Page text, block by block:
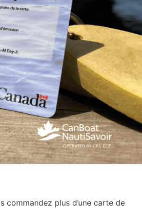
commandez plus d’une carte de